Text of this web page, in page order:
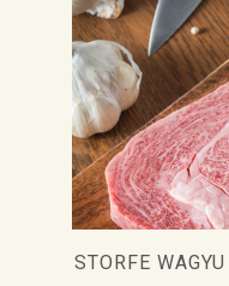
STORFE